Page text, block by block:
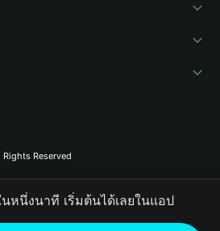
Reserved
หนึ่งนาที เริ่มต้นได้เลยในแอป